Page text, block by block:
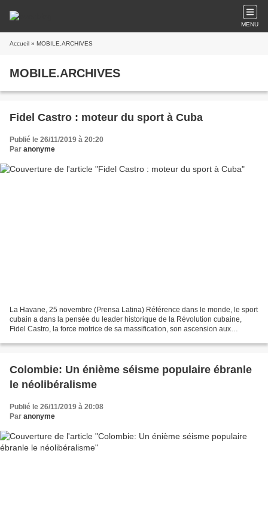
MENU
Accueil » MOBILE.ARCHIVES
MOBILE.ARCHIVES
Fidel Castro : moteur du sport à Cuba
Publié le 26/11/2019 à 20:20
Par anonyme
La Havane, 25 novembre (Prensa Latina) Référence dans le monde, le sport
cubain a dans la pensée du leader historique de la Révolution cubaine,
Fidel Castro, la force motrice de sa massification, son ascension aux
Colombie: Un énième séisme populaire ébranle
le néolibéralisme
Publié le 26/11/2019 à 20:08
Par anonyme